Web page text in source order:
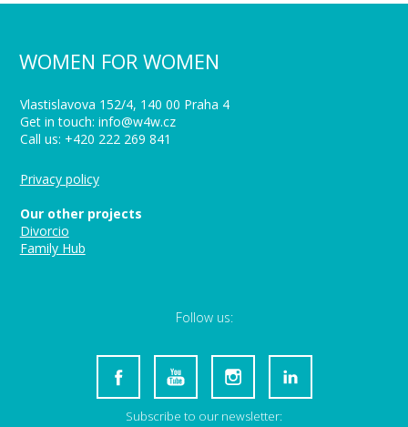
WOMEN FOR WOMEN
Vlastislavova 152/4, 140 00 Praha 4
Get in touch: info@w4w.cz
Call us: +420 222 269 841
Privacy policy
Our other projects
Divorcio
Family Hub
Follow us:
Subscribe to our newsletter: